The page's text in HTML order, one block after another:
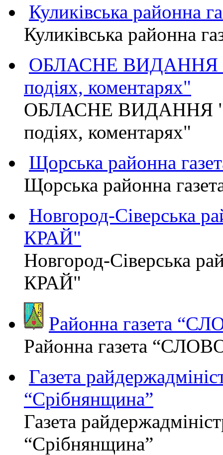
Куликівська районна
Куликівська районна
ОБЛАСНЕ ВИДАННЯ
подіях, коментарях"
ОБЛАСНЕ ВИДАННЯ
подіях, коментарях"
Щорська районна
Щорська районна
Новгород-Сіверська
КРАЙ"
Новгород-Сіверська
КРАЙ"
Районна газета
Районна газета
Газета
“Срібнянщина”
Газета
“Срібнянщина”